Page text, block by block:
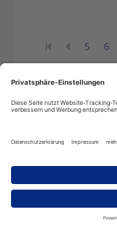
5
6
Sortieren nach
Anzahl